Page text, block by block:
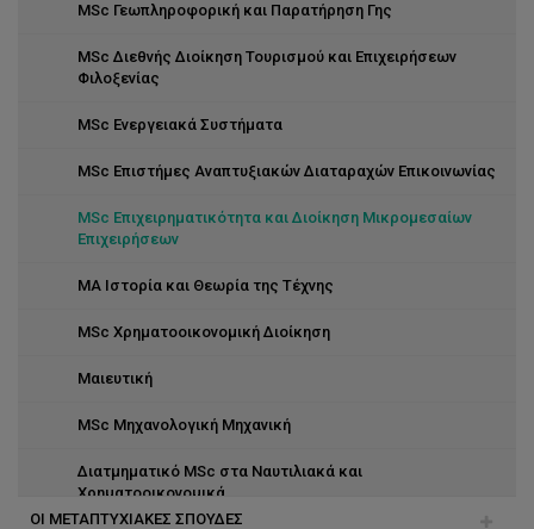
MSc Γεωπληροφορική και Παρατήρηση Γης
MSc Διεθνής Διοίκηση Τουρισμού και Επιχειρήσεων
Φιλοξενίας
MSc Ενεργειακά Συστήματα
MSc Επιστήμες Αναπτυξιακών Διαταραχών Επικοινωνίας
MSc Επιχειρηματικότητα και Διοίκηση Μικρομεσαίων
Επιχειρήσεων
MA Ιστορία και Θεωρία της Τέχνης
MSc Χρηματοοικονομική Διοίκηση
Μαιευτική
MSc Μηχανολογική Μηχανική
Διατμηματικό MSc στα Ναυτιλιακά και
Χρηματοοικονομικά
ΟΙ ΜΕΤΑΠΤΥΧΙΑΚΕΣ ΣΠΟΥΔΕΣ